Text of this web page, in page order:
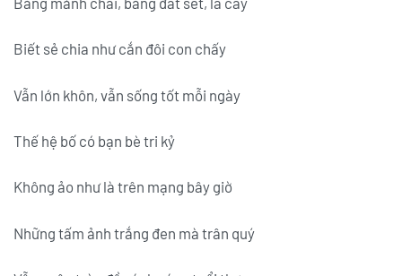
Biết sẻ chia như cắn đôi con chấy
Vẫn lớn khôn, vẫn sống tốt mỗi ngày
Thế hệ bố có bạn bè tri kỷ
Không ảo như là trên mạng bây giờ
Những tấm ảnh trắng đen mà trân quý